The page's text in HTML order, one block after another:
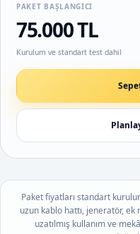
PAKET BAŞLANGICI
75.000 TL
Kurulum ve standart test dahil
Paket fiyatları standart
uzun kablo hattı, jeneratör, ek
uzatılmış kullanım ve